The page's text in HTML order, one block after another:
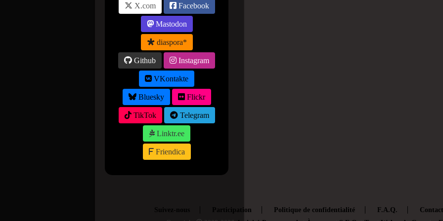
X.com Facebook
Mastodon
diaspora*
Github Instagram
VKontakte
Bluesky Flickr
TikTok Telegram
Linktr.ee
Friendica
Suivez-nous Participation Politique de confidentialité F.A.Q. Contact